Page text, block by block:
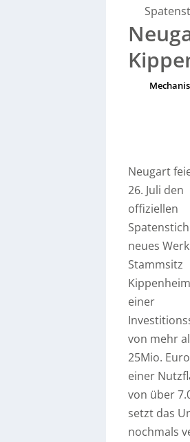
Neugart
26. Juli den
offiziellen
neues
Stammsitz
einer
von mehr
25Mio.
einer
von über
setzt das
nochmals